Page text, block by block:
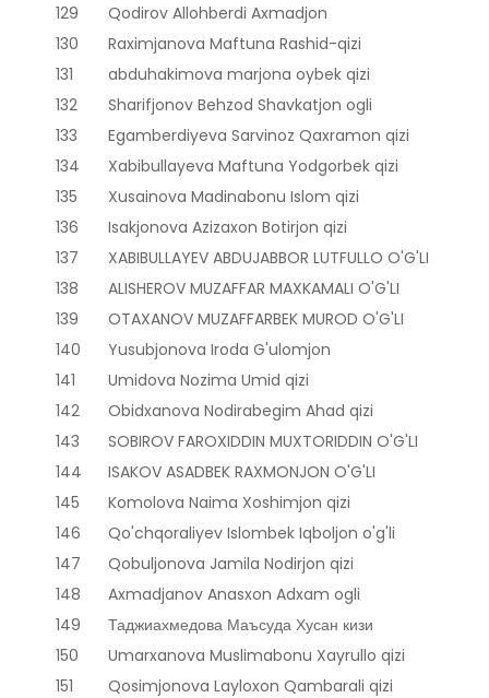
129
Qodirov Allohberdi Axmadjon
130
Raximjanova Maftuna Rashid-qizi
131
abduhakimova marjona oybek qizi
132
Sharifjonov Behzod Shavkatjon ogli
133
Egamberdiyeva Sarvinoz Qaxramon qizi
134
Xabibullayeva Maftuna Yodgorbek qizi
135
Xusainova Madinabonu Islom qizi
136
Isakjonova Azizaxon Botirjon qizi
137
XABIBULLAYEV ABDUJABBOR LUTFULLO O'G'LI
138
ALISHEROV MUZAFFAR MAXKAMALI O'G'LI
139
OTAXANOV MUZAFFARBEK MUROD O'G'LI
140
Yusubjonova Iroda G'ulomjon
141
Umidova Nozima Umid qizi
142
Obidxanova Nodirabegim Ahad qizi
143
SOBIROV FAROXIDDIN MUXTORIDDIN O'G'LI
144
ISAKOV ASADBEK RAXMONJON O'G'LI
145
Komolova Naima Xoshimjon qizi
146
Qo'chqoraliyev Islombek Iqboljon o'g'li
147
Qobuljonova Jamila Nodirjon qizi
148
Axmadjanov Anasxon Adxam ogli
149
Таджиахмедова Маъсуда Хусан кизи
150
Umarxanova Muslimabonu Xayrullo qizi
151
Qosimjonova Layloxon Qambarali qizi